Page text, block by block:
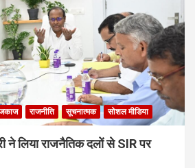
राजनीति सूचनात्मक सोशल मीडिया
ने लिया राजनैतिक दलों से SIR पर